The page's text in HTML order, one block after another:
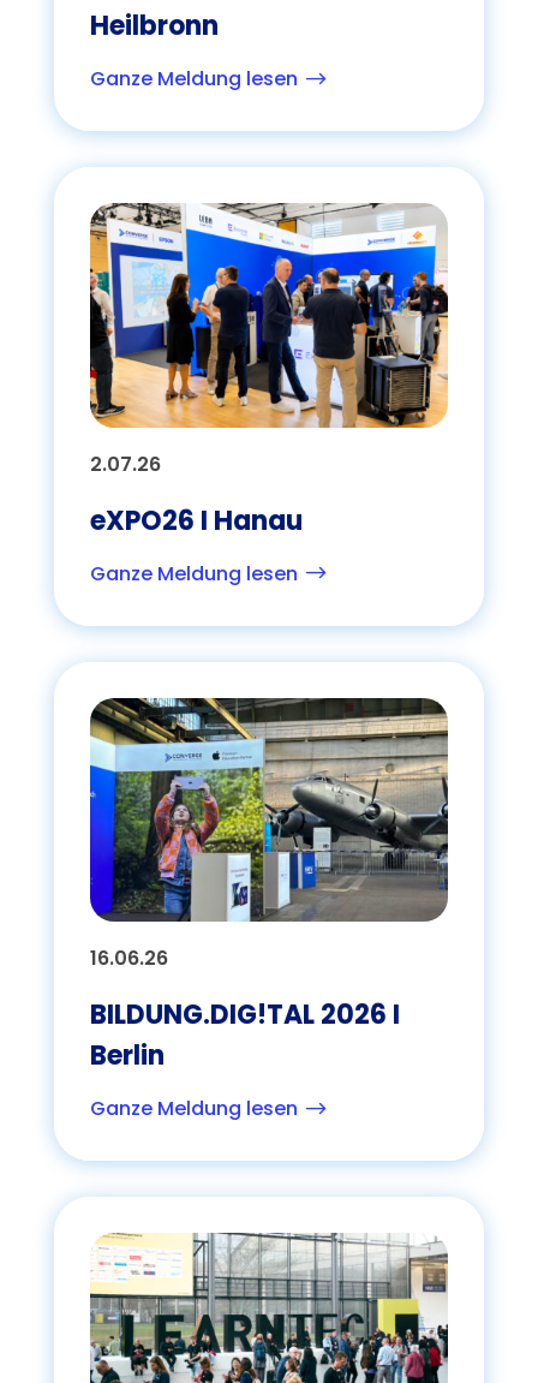
Heilbronn
Ganze Meldung lesen $
2.07.26
eXPO26 I Hanau
Ganze Meldung lesen $
16.06.26
BILDUNG.DIG!TAL 2026 I
Berlin
Ganze Meldung lesen $